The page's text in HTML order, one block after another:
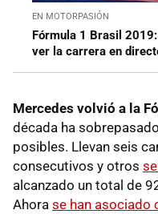
EN MOTORPASIÓN
Fórmula 1 Brasil
ver la carrera en
Mercedes volvió a la
década ha
posibles. Llevan seis
consecutivos y otros
alcanzado un total de
Ahora se han asociado